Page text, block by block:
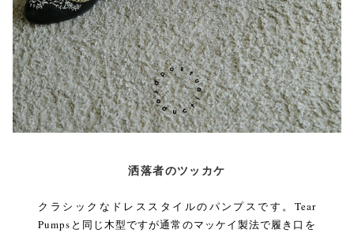
洒落者のツッカケ
クラシックなドレススタイルのパンプスです。Tear
Pumpsと同じ木型ですが通常のマッケイ製法で履き口を